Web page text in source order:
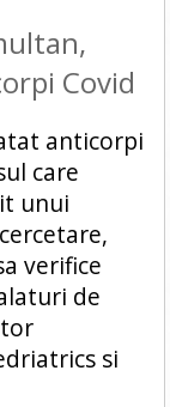
Covid
anticorpi
care
unui
verifice
de
si